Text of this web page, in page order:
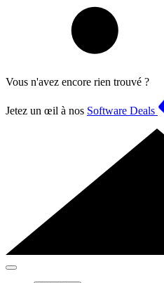
Vous n'avez encore rien trouvé ?
Jetez un œil à nos Software Deals